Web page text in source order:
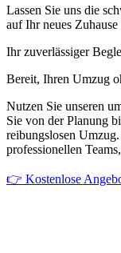
Lassen Sie uns die
auf Ihr neues
Ihr zuverlässiger
Bereit, Ihren Umzug
Nutzen Sie unseren
Sie von der Planung
reibungslosen
professionellen
👉 Kostenlose